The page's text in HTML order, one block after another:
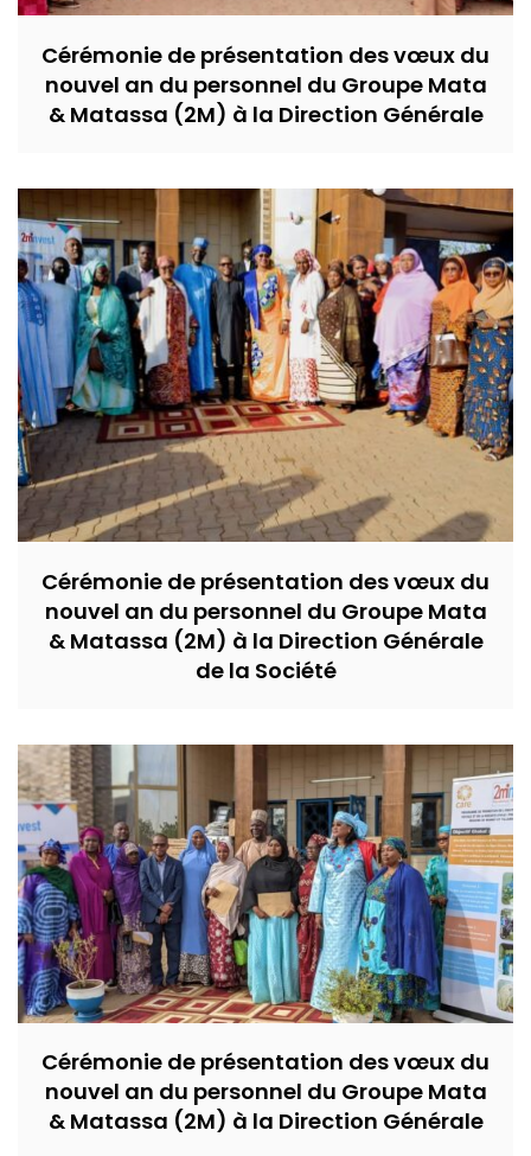
Cérémonie de présentation des vœux du
nouvel an du personnel du Groupe Mata
& Matassa (2M) à la Direction Générale
Cérémonie de présentation des vœux du
nouvel an du personnel du Groupe Mata
& Matassa (2M) à la Direction Générale
de la Société
Cérémonie de présentation des vœux du
nouvel an du personnel du Groupe Mata
& Matassa (2M) à la Direction Générale